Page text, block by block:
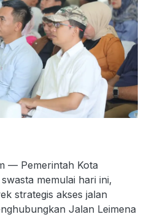
— Pemerintah Kota
memulai hari ini,
strategis akses jalan
Jalan Leimena